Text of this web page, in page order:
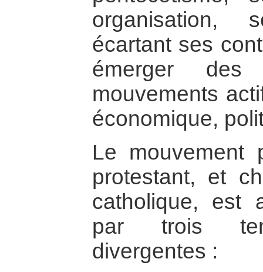
organisation,
écartant ses
émerger
mouvements
économique,
Le mouvement
protestant, et
catholique, est
par trois
divergentes :